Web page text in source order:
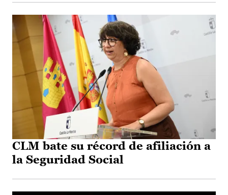
CLM bate su récord de afiliación a
la Seguridad Social